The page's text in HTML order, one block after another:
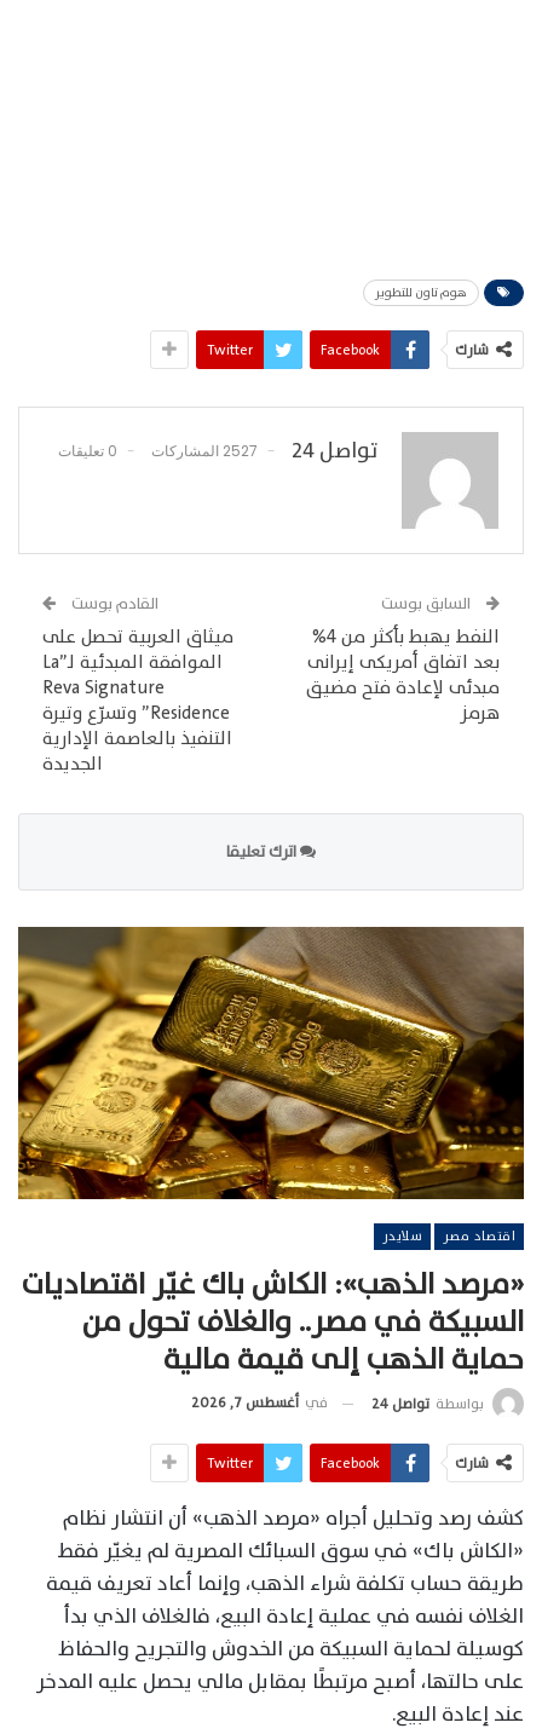
هوم تاون للتطوير
شارك Facebook
Twitter
تواصل 24 2527 المشاركات 0 تعليقات
السابق بوست
النفط يهبط بأكثر من 4%
بعد اتفاق أمريكى إيرانى
مبدئى لإعادة فتح مضيق
هرمز
القادم بوست
ميثاق العربية تحصل على
الموافقة المبدئية لـ”La
Reva Signature
Residence” وتسرّع وتيرة
التنفيذ بالعاصمة الإدارية
الجديدة
اترك تعليقا
اقتصاد مصر سلايدر
«مرصد الذهب»: الكاش باك غيّر اقتصاديات
السبيكة في مصر.. والغلاف تحول من
حماية الذهب إلى قيمة مالية
بواسطة تواصل 24 في أغسطس 7, 2026
شارك Facebook
Twitter
كشف رصد وتحليل أجراه «مرصد الذهب» أن انتشار نظام
«الكاش باك» في سوق السبائك المصرية لم يغيّر فقط
طريقة حساب تكلفة شراء الذهب، وإنما أعاد تعريف قيمة
الغلاف نفسه في عملية إعادة البيع، فالغلاف الذي بدأ
كوسيلة لحماية السبيكة من الخدوش والتجريح والحفاظ
على حالتها، أصبح مرتبطًا بمقابل مالي يحصل عليه المدخر
عند إعادة البيع.